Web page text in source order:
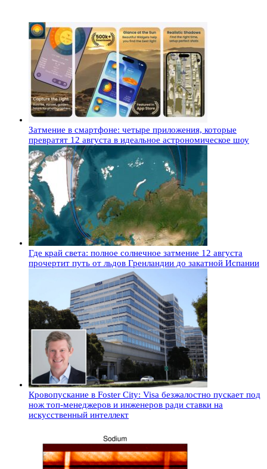
Затмение в смартфоне: четыре приложения, которые
превратят 12 августа в идеальное астрономическое шоу
Где край света: полное солнечное затмение 12 августа
прочертит путь от льдов Гренландии до закатной Испании
Кровопускание в Foster City: Visa безжалостно пускает под
нож топ-менеджеров и инженеров ради ставки на
искусственный интеллект